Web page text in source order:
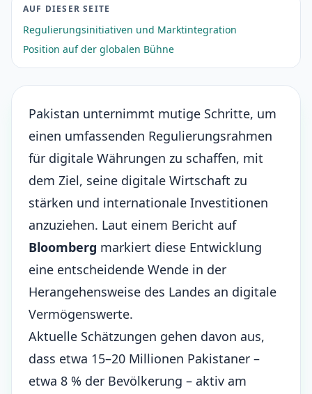
AUF DIESER SEITE
Regulierungsinitiativen und Marktintegration
Position auf der globalen Bühne
Pakistan unternimmt mutige Schritte, um
einen umfassenden Regulierungsrahmen
für digitale Währungen zu schaffen, mit
dem Ziel, seine digitale Wirtschaft zu
stärken und internationale Investitionen
anzuziehen. Laut einem Bericht auf
Bloomberg markiert diese Entwicklung
eine entscheidende Wende in der
Herangehensweise des Landes an digitale
Vermögenswerte.
Aktuelle Schätzungen gehen davon aus,
dass etwa 15–20 Millionen Pakistaner –
etwa 8 % der Bevölkerung – aktiv am